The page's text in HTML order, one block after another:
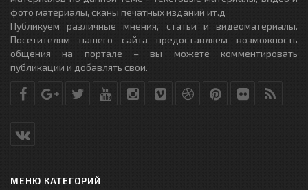
фото материалы, сканы печатных изданий ит.д
Публикуем различные мнения, статьи и видеоматериалы.
Посетителям нашего сайта предоставляем возможность
общения на портале – вы можете комментировать
публикации и добавлять свои.
МЕНЮ КАТЕГОРИЙ